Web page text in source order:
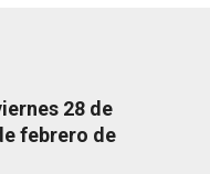
28 de
febrero de